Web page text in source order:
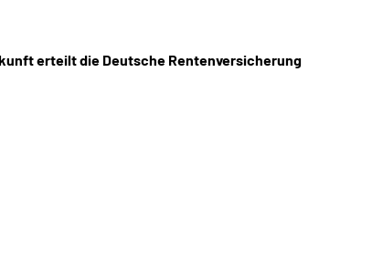
erteilt die Deutsche Rentenversicherung